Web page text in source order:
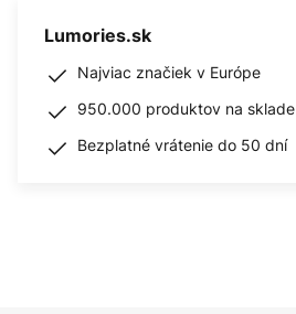
Lumories.sk
Najviac značiek v Európe
950.000 produktov na sklade
Bezplatné vrátenie do 50 dní